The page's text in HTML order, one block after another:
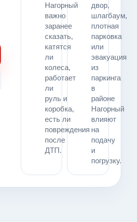
Нагорный
важно
заранее
сказать,
катятся
ли
колеса,
работает
ли
руль и
коробка,
есть ли
повреждения
после
ДТП.
двор,
шлагбаум,
плотная
парковка
или
эвакуация
из
паркинга
в
районе
Нагорный
влияют
на
подачу
и
погрузку.